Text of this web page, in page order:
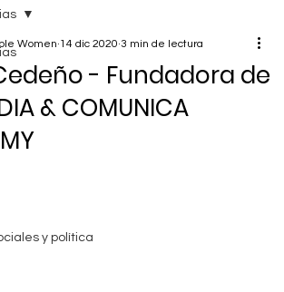
y política
- Fundadora de
& COMUNICA
Women 14 dic 2020 3 min de lectura